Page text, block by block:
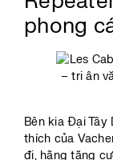
phong
Bên kia Đại
thích của
đi, hãng tăng